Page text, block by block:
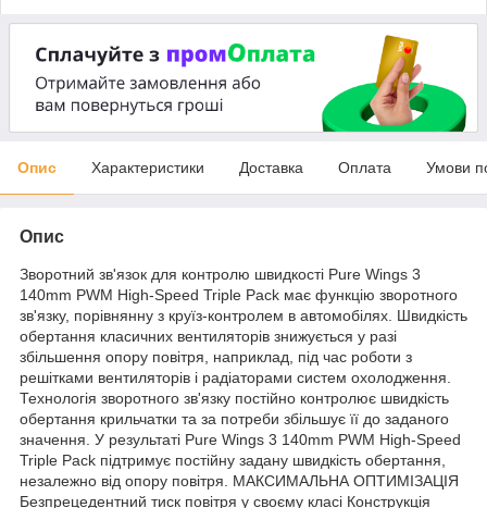
Опис Характеристики Доставка Оплата Умови
Опис
Зворотний зв'язок для контролю швидкості Pure Wings 3
140mm PWM High-Speed Triple Pack має функцію зворотного
зв'язку, порівнянну з круїз-контролем в автомобілях. Швидкість
обертання класичних вентиляторів знижується у разі
збільшення опору повітря, наприклад, під час роботи з
решітками вентиляторів і радіаторами систем охолодження.
Технологія зворотного зв'язку постійно контролює швидкість
обертання крильчатки та за потреби збільшує її до заданого
значення. У результаті Pure Wings 3 140mm PWM High-Speed
Triple Pack підтримує постійну задану швидкість обертання,
незалежно від опору повітря. МАКСИМАЛЬНА ОПТИМІЗАЦІЯ
Безпрецедентний тиск повітря у своєму класі Конструкція